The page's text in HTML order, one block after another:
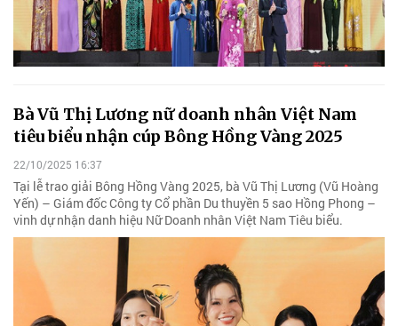
Bà Vũ Thị Lương nữ doanh nhân Việt Nam
tiêu biểu nhận cúp Bông Hồng Vàng 2025
22/10/2025 16:37
Tại lễ trao giải Bông Hồng Vàng 2025, bà Vũ Thị Lương (Vũ Hoàng
Yến) – Giám đốc Công ty Cổ phần Du thuyền 5 sao Hồng Phong –
vinh dự nhận danh hiệu Nữ Doanh nhân Việt Nam Tiêu biểu.